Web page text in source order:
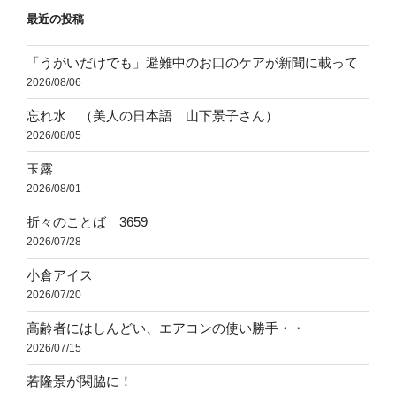
ン
最近の投稿
「うがいだけでも」避難中のお口のケアが新聞に載って
2026/08/06
忘れ水 （美人の日本語 山下景子さん）
2026/08/05
玉露
2026/08/01
折々のことば 3659
2026/07/28
小倉アイス
2026/07/20
高齢者にはしんどい、エアコンの使い勝手・・
2026/07/15
若隆景が関脇に！